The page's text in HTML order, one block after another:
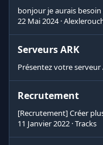
bonjour je aurais
22 Mai 2024
Serveurs ARK
Présentez votre serveur
Recrutement
[Recrutement] Créer
11 Janvier 2022 Tracks